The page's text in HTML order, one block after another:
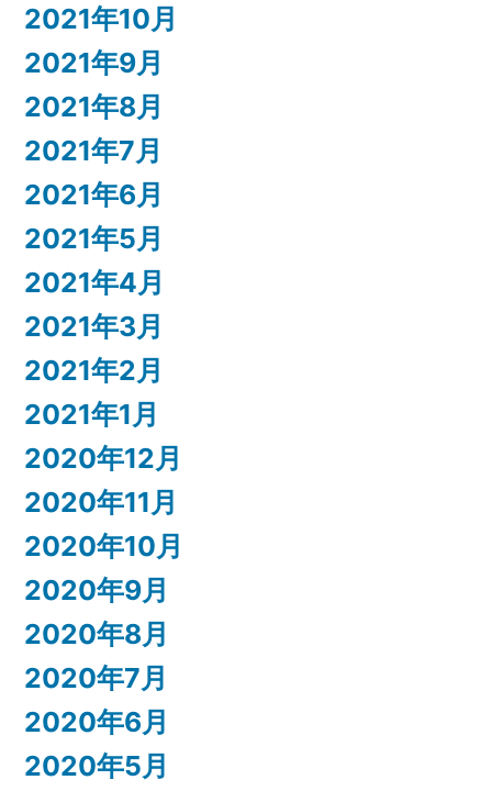
2021年10月
2021年9月
2021年8月
2021年7月
2021年6月
2021年5月
2021年4月
2021年3月
2021年2月
2021年1月
2020年12月
2020年11月
2020年10月
2020年9月
2020年8月
2020年7月
2020年6月
2020年5月